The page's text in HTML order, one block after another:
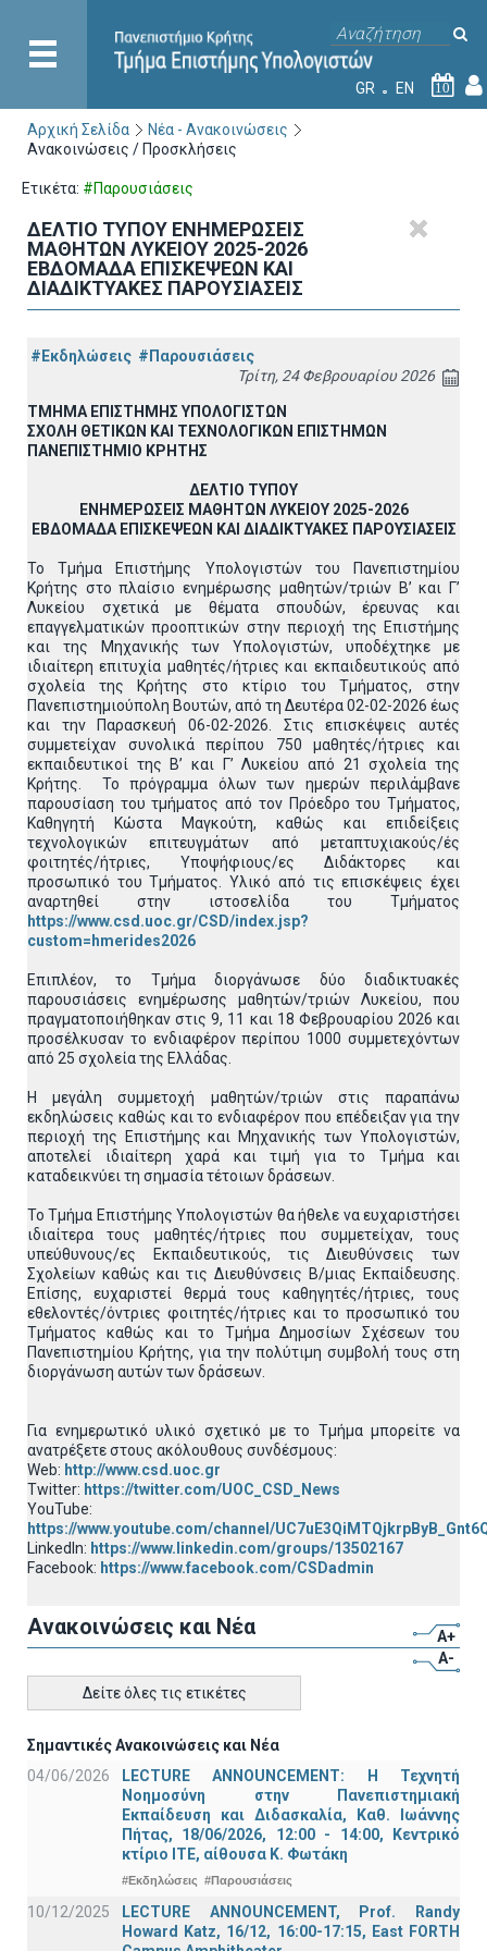
GR EN 10
Αρχική Σελίδα
Νέα - Ανακοινώσεις
Ανακοινώσεις / Προσκλήσεις
Ετικέτα: #Παρουσιάσεις
ΔΕΛΤΙΟ ΤΥΠΟΥ ΕΝΗΜΕΡΩΣΕΙΣ
ΜΑΘΗΤΩΝ ΛΥΚΕΙΟΥ 2025-2026
ΕΒΔΟΜΑΔΑ ΕΠΙΣΚΕΨΕΩΝ ΚΑΙ
ΔΙΑΔΙΚΤΥΑΚΕΣ ΠΑΡΟΥΣΙΑΣΕΙΣ
#Εκδηλώσεις #Παρουσιάσεις
Τρίτη, 24 Φεβρουαρίου 2026
ΤΜΗΜΑ ΕΠΙΣΤΗΜΗΣ ΥΠΟΛΟΓΙΣΤΩΝ
ΣΧΟΛΗ ΘΕΤΙΚΩΝ ΚΑΙ ΤΕΧΝΟΛΟΓΙΚΩΝ ΕΠΙΣΤΗΜΩΝ
ΠΑΝΕΠΙΣΤΗΜΙΟ ΚΡΗΤΗΣ
ΔΕΛΤΙΟ ΤΥΠΟΥ
ΕΝΗΜΕΡΩΣΕΙΣ ΜΑΘΗΤΩΝ ΛΥΚΕΙΟΥ 2025-2026
ΕΒΔΟΜΑΔΑ ΕΠΙΣΚΕΨΕΩΝ ΚΑΙ ΔΙΑΔΙΚΤΥΑΚΕΣ ΠΑΡΟΥΣΙΑΣΕΙΣ
Το Τμήμα Επιστήμης Υπολογιστών του Πανεπιστημίου
Κρήτης στο πλαίσιο ενημέρωσης μαθητών/τριών Β’ και Γ’
Λυκείου σχετικά με θέματα σπουδών, έρευνας και
επαγγελματικών προοπτικών στην περιοχή της Επιστήμης
και της Μηχανικής των Υπολογιστών, υποδέχτηκε με
ιδιαίτερη επιτυχία μαθητές/ήτριες και εκπαιδευτικούς από
σχολεία της Κρήτης στο κτίριο του Τμήματος, στην
Πανεπιστημιούπολη Βουτών, από τη Δευτέρα 02-02-2026 έως
και την Παρασκευή 06-02-2026. Στις επισκέψεις αυτές
συμμετείχαν συνολικά περίπου 750 μαθητές/ήτριες και
εκπαιδευτικοί της Β’ και Γ’ Λυκείου από 21 σχολεία της
Κρήτης. Το πρόγραμμα όλων των ημερών περιλάμβανε
παρουσίαση του τμήματος από τον Πρόεδρο του Τμήματος,
Καθηγητή Κώστα Μαγκούτη, καθώς και επιδείξεις
τεχνολογικών επιτευγμάτων από μεταπτυχιακούς/ές
φοιτητές/ήτριες, Υποψήφιους/ες Διδάκτορες και
προσωπικό του Τμήματος. Υλικό από τις επισκέψεις έχει
αναρτηθεί στην ιστοσελίδα του Τμήματος
https://www.csd.uoc.gr/CSD/index.jsp?
custom=hmerides2026
Επιπλέον, το Τμήμα διοργάνωσε δύο διαδικτυακές
παρουσιάσεις ενημέρωσης μαθητών/τριών Λυκείου, που
πραγματοποιήθηκαν στις 9, 11 και 18 Φεβρουαρίου 2026 και
προσέλκυσαν το ενδιαφέρον περίπου 1000 συμμετεχόντων
από 25 σχολεία της Ελλάδας.
Η μεγάλη συμμετοχή μαθητών/τριών στις παραπάνω
εκδηλώσεις καθώς και το ενδιαφέρον που επέδειξαν για την
περιοχή της Επιστήμης και Μηχανικής των Υπολογιστών,
αποτελεί ιδιαίτερη χαρά και τιμή για το Τμήμα και
καταδεικνύει τη σημασία τέτοιων δράσεων.
Το Τμήμα Επιστήμης Υπολογιστών θα ήθελε να ευχαριστήσει
ιδιαίτερα τους μαθητές/ήτριες που συμμετείχαν, τους
υπεύθυνους/ες Εκπαιδευτικούς, τις Διευθύνσεις των
Σχολείων καθώς και τις Διευθύνσεις Β/μιας Εκπαίδευσης.
Επίσης, ευχαριστεί θερμά τους καθηγητές/ήτριες, τους
εθελοντές/όντριες φοιτητές/ήτριες και το προσωπικό του
Τμήματος καθώς και το Τμήμα Δημοσίων Σχέσεων του
Πανεπιστημίου Κρήτης, για την πολύτιμη συμβολή τους στη
διοργάνωση αυτών των δράσεων.
Για ενημερωτικό υλικό σχετικό με το Τμήμα μπορείτε να
ανατρέξετε στους ακόλουθους συνδέσμους:
Web: http://www.csd.uoc.gr
Twitter: https://twitter.com/UOC_CSD_News
YouTube:
https://www.youtube.com/channel/
LinkedIn: https://www.linkedin.com/groups/13502167
Facebook: https://www.facebook.com/CSDadmin
Ανακοινώσεις και Νέα
A+
A-
Δείτε όλες τις ετικέτες
Σημαντικές Ανακοινώσεις και Νέα
04/06/2026
LECTURE ANNOUNCEMENT: Η Τεχνητή
Νοημοσύνη στην Πανεπιστημιακή
Εκπαίδευση και Διδασκαλία, Καθ. Ιωάννης
Πήτας, 18/06/2026, 12:00 - 14:00, Κεντρικό
κτίριο ΙΤΕ, αίθουσα Κ. Φωτάκη
#Εκδηλώσεις #Παρουσιάσεις
10/12/2025
LECTURE ANNOUNCEMENT, Prof. Randy
Howard Katz, 16/12, 16:00-17:15, East FORTH